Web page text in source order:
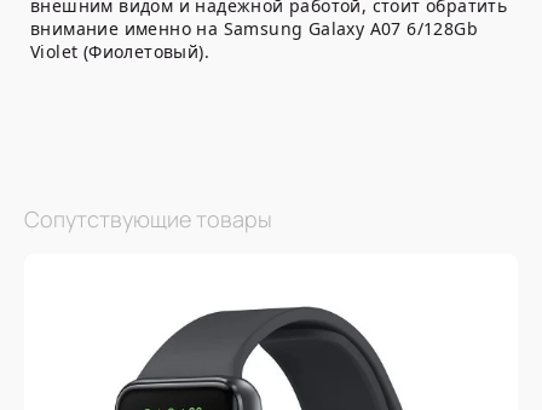
внешним видом и надёжной работой, стоит обратить
внимание именно на Samsung Galaxy A07 6/128Gb
Violet (Фиолетовый).
Сопутствующие товары